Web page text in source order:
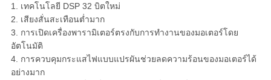
1. เทคโนโลยี DSP 32 บิตใหม่
2. เสียงสั่นสะเทือนต่ำมาก
3. การเปิดเครื่องพารามิเตอร์ตรงกับการทำงานของมอเตอร์โดย
อัตโนมัติ
4. การควบคุมกระแสไฟแบบแปรผันช่วยลดความร้อนของมอเตอร์ได้
อย่างมาก